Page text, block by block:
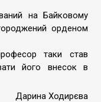
на Байковому
орденом
таки став
його внесок в
Дарина Ходирєва